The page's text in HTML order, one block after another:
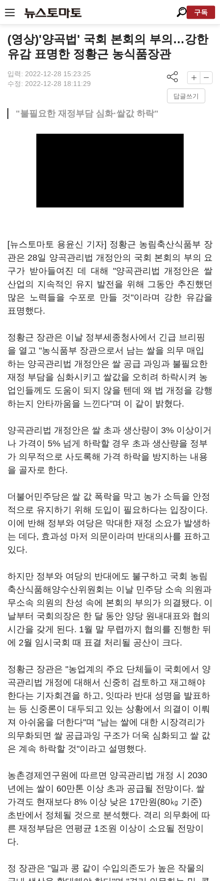
구독
(영상)'양곡법' 국회 본회의 부의…강한
유감 표명한 정황근 농식품장관
입력: 2022-12-28 15:23:25
수정: 2022-12-28 18:11:29
답글쓰기
"불필요한 재정부담 심화·쌀값 하락"
[뉴스토마토 용윤신 기자] 정황근 농림축산식품부 장
관은 28일 양곡관리법 개정안의 국회 본회의 부의 요
구가 받아들여진 데 대해 "양곡관리법 개정안은 쌀
산업의 지속적인 유지 발전을 위해 그동안 추진했던
많은 노력들을 수포로 만들 것"이라며 강한 유감을
표명했다.
정황근 장관은 이날 정부세종청사에서 긴급 브리핑
을 열고 "농식품부 장관으로서 남는 쌀을 의무 매입
하는 양곡관리법 개정안은 쌀 공급 과잉과 불필요한
재정 부담을 심화시키고 쌀값을 오히려 하락시켜 농
업인들께도 도움이 되지 않을 텐데 왜 법 개정을 강행
하는지 안타까움을 느낀다"며 이 같이 밝혔다.
양곡관리법 개정안은 쌀 초과 생산량이 3% 이상이거
나 가격이 5% 넘게 하락할 경우 초과 생산량을 정부
가 의무적으로 사도록해 가격 하락을 방지하는 내용
을 골자로 한다.
더불어민주당은 쌀 값 폭락을 막고 농가 소득을 안정
적으로 유지하기 위해 도입이 필요하다는 입장이다.
이에 반해 정부와 여당은 막대한 재정 소요가 발생하
는 데다, 효과성 마저 의문이라며 반대의사를 표하고
있다.
하지만 정부와 여당의 반대에도 불구하고 국회 농림
축산식품해양수산위원회는 이날 민주당 소속 의원과
무소속 의원의 찬성 속에 본회의 부의가 의결됐다. 이
날부터 국회의장은 한 달 동안 양당 원내대표와 협의
시간을 갖게 된다. 1월 말 무렵까지 협의를 진행한 뒤
에 2월 임시국회 때 표결 처리될 공산이 크다.
정황근 장관은 "농업계의 주요 단체들이 국회에서 양
곡관리법 개정에 대해서 신중히 검토하고 재고해야
한다는 기자회견을 하고, 잇따라 반대 성명을 발표하
는 등 신중론이 대두되고 있는 상황에서 의결이 이뤄
져 아쉬움을 더한다"며 "남는 쌀에 대한 시장격리가
의무화되면 쌀 공급과잉 구조가 더욱 심화되고 쌀 값
은 계속 하락할 것"이라고 설명했다.
농촌경제연구원에 따르면 양곡관리법 개정 시 2030
년에는 쌀이 60만톤 이상 초과 공급될 전망이다. 쌀
가격도 현재보다 8% 이상 낮은 17만원(80㎏ 기준)
초반에서 정체될 것으로 분석했다. 격리 의무화에 따
른 재정부담은 연평균 1조원 이상이 소요될 전망이
다.
정 장관은 "밀과 콩 같이 수입의존도가 높은 작물의